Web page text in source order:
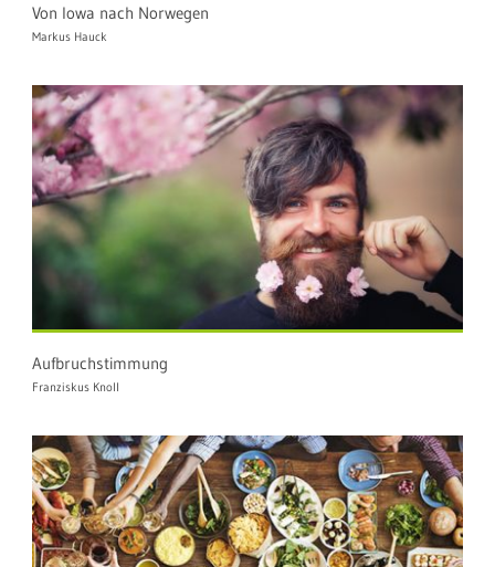
Von Iowa nach Norwegen
Markus Hauck
Aufbruchstimmung
Franziskus Knoll